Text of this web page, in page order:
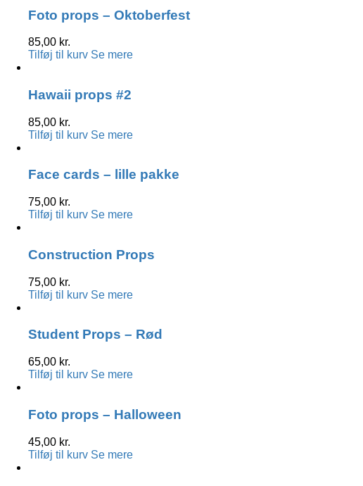
Foto props – Oktoberfest
85,00 kr.
Tilføj til kurv Se mere
Hawaii props #2
85,00 kr.
Tilføj til kurv Se mere
Face cards – lille pakke
75,00 kr.
Tilføj til kurv Se mere
Construction Props
75,00 kr.
Tilføj til kurv Se mere
Student Props – Rød
65,00 kr.
Tilføj til kurv Se mere
Foto props – Halloween
45,00 kr.
Tilføj til kurv Se mere